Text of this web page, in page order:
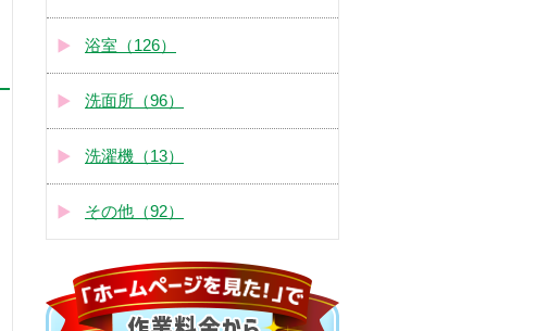
浴室（126）
洗面所（96）
洗濯機（13）
その他（92）